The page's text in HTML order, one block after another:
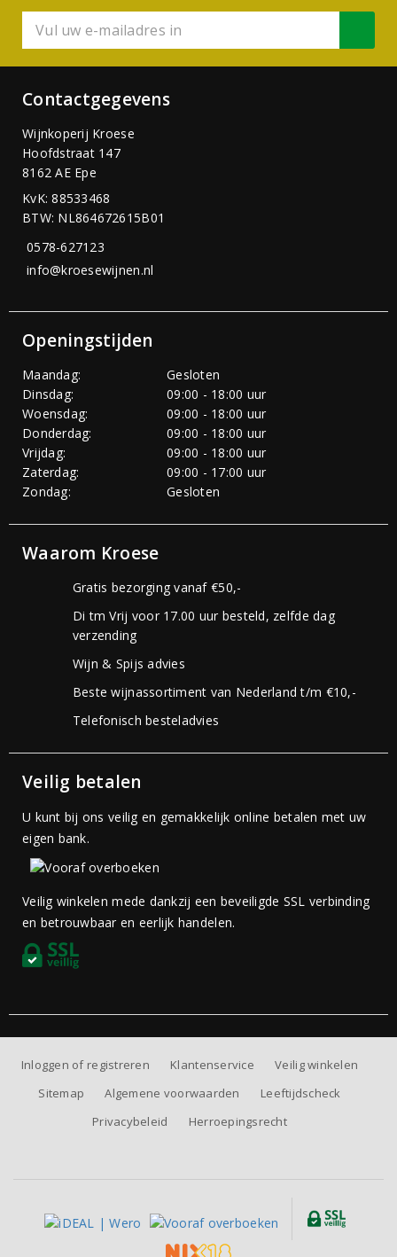
Contactgegevens
Wijnkoperij Kroese
Hoofdstraat 147
8162 AE Epe
KvK: 88533468
BTW: NL864672615B01
0578-627123
info@kroesewijnen.nl
Openingstijden
Maandag:
Gesloten
Dinsdag:
09:00 - 18:00 uur
Woensdag:
09:00 - 18:00 uur
Donderdag:
09:00 - 18:00 uur
Vrijdag:
09:00 - 18:00 uur
Zaterdag:
09:00 - 17:00 uur
Zondag:
Gesloten
Waarom Kroese
Gratis bezorging vanaf €50,-
Di tm Vrij voor 17.00 uur besteld, zelfde dag
verzending
Wijn & Spijs advies
Beste wijnassortiment van Nederland t/m €10,-
Telefonisch besteladvies
Veilig betalen
U kunt bij ons veilig en gemakkelijk online betalen met uw
eigen bank.
Veilig winkelen mede dankzij een beveiligde SSL verbinding
en betrouwbaar en eerlijk handelen.
Inloggen of registreren Klantenservice
Veilig winkelen
Sitemap
Algemene voorwaarden
Leeftijdscheck
Privacybeleid
Herroepingsrecht